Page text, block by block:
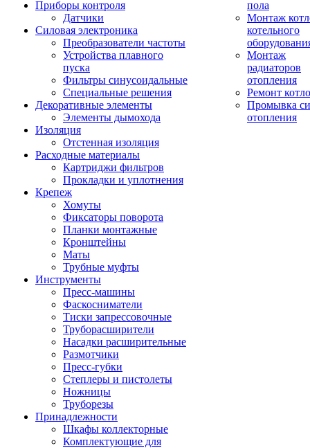
Приборы контроля
Датчики
Силовая электроника
Преобразователи частоты
Устройства плавного
пуска
Фильтры синусоидальные
Специальные решения
Декоративные элементы
Элементы дымохода
Изоляция
Отстенная изоляция
Расходные материалы
Картриджи фильтров
Прокладки и уплотнения
Крепеж
Хомуты
Фиксаторы поворота
Планки монтажные
Кронштейны
Маты
Трубные муфты
Инструменты
Пресс-машины
Фаскосниматели
Тиски запрессовочные
Труборасширители
Насадки расширительные
Размотчики
Пресс-губки
Степлеры и пистолеты
Ножницы
Труборезы
Принадлежности
Шкафы коллекторные
Комплектующие для
пола
Монтаж
котельного
Монтаж
радиаторов
отопления
Ремонт
Промывка
отопления